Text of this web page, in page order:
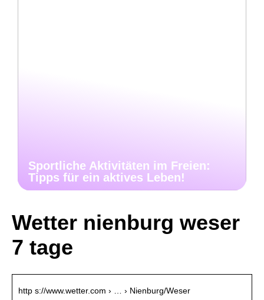
Sportliche Aktivitäten im Freien:
Tipps für ein aktives Leben!
Wetter nienburg weser
7 tage
http s://www.wetter.com › … › Nienburg/Weser